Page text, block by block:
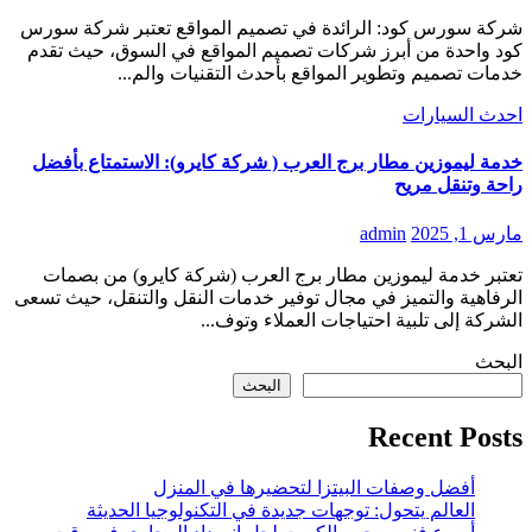
شركة سورس كود: الرائدة في تصميم المواقع تعتبر شركة سورس
كود واحدة من أبرز شركات تصميم المواقع في السوق، حيث تقدم
خدمات تصميم وتطوير المواقع بأحدث التقنيات والم...
احدث السيارات
خدمة ليموزين مطار برج العرب ( شركة كايرو): الاستمتاع بأفضل
راحة وتنقل مريح
مارس 1, 2025 admin
تعتبر خدمة ليموزين مطار برج العرب (شركة كايرو) من بصمات
الرفاهية والتميز في مجال توفير خدمات النقل والتنقل، حيث تسعى
الشركة إلى تلبية احتياجات العملاء وتوف...
البحث
البحث
Recent Posts
أفضل وصفات البيتزا لتحضيرها في المنزل
العالم يتحول: توجهات جديدة في التكنولوجيا الحديثة